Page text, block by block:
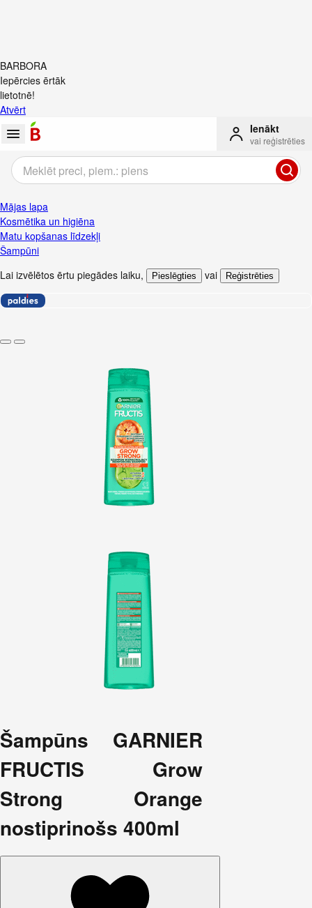
BARBORA
Iepērcies ērtāk
lietotnē!
Atvērt
Ienākt
vai reģistrēties
Mājas lapa
Kosmētika un higiēna
Matu kopšanas līdzekļi
Šampūni
Lai izvēlētos ērtu piegādes laiku, Pieslēgties vai Reģistrēties
Šampūns GARNIER
FRUCTIS Grow
Strong Orange
nostiprinošs 400ml